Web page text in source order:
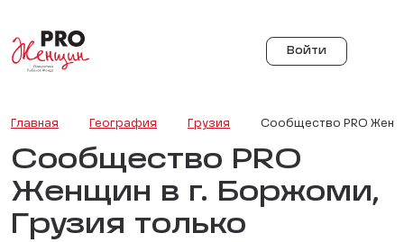
Войти
Главная География Грузия Сообщество PRO
Сообщество PRO
Женщин в г. Боржоми,
Грузия только